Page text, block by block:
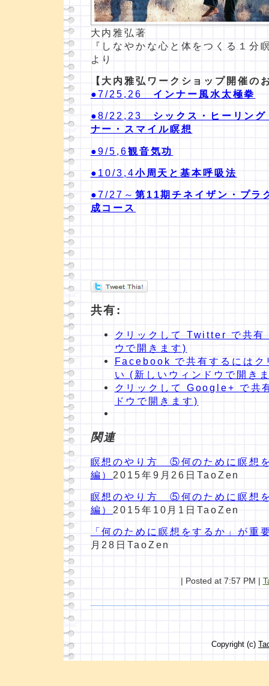
大内雅弘著
『しなやかな心と体をつくる１分
より
【大内雅弘ワークショップ開催の
●7/25,26 インナー風水太極拳
●8/22,23 シックス・ヒーリン
ナー・スマイル瞑想
●9/5,6観音気功
●10/3,4小周天と基本呼吸法
●7/27～ 第11期チネイザン・プラ
成コース
共有:
クリックして Twitter で共有
ウで開きます)
Facebook で共有するにはク
い (新しいウィンドウで開き
クリックして Google+ で共
ドウで開きます)
関連
瞑想のやり方 ⑤何のために瞑想
編） 2015年9月26日TaoZen
瞑想のやり方 ⑤何のために瞑想
編） 2015年10月1日TaoZen
「何のために瞑想をするか」が重
月28日TaoZen
| Posted at 7:57 PM |
Copyright (c)